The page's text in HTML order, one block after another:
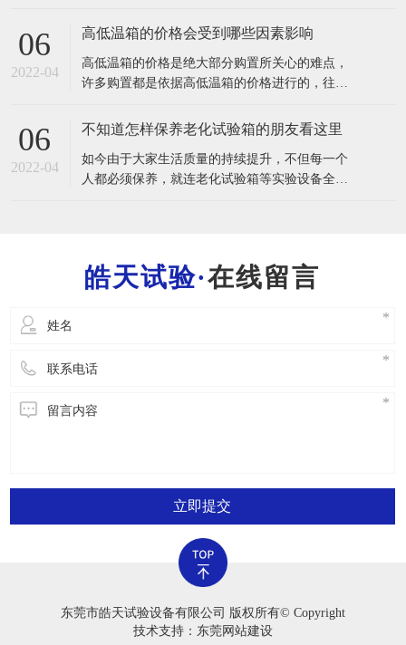
中方代表陈新生一行莅临工厂参观指导。 东
基斯坦驻华广州领事馆总领事迪亚尔汗先生和商
务参赞穆罕默德·艾凡先生、中方代表
06
2022-04
高低温箱的价格会受到哪些因素影响
​高低温箱的价格是绝大部分购置所关心的难点，
许多购置都是依据高低温箱的价格进行的，往往
工制作工艺.原料.核心技术等因素不一样，因此在
的温度要求越高，价格就越高。由于温度越高，
压榨和改性工程塑料的成本费用就越高。挑选
06
2022-04
不知道怎样保养老化试验箱的朋友看这里
​如今由于大家生活质量的持续提升，不但每一个
人都必须保养，就连老化试验箱等实验设备全是
立即开展安全事故解决。2.严禁应用老化试验箱
在线留言
立即提交
东莞市皓天试验设备有限公司 版权所有© Copyright
技术支持：东莞网站建设